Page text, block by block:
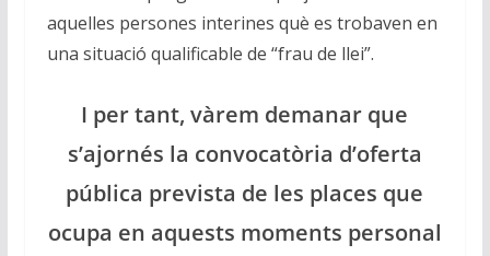
aquelles persones interines què es trobaven en
una situació qualificable de “frau de llei”.
I per tant, vàrem demanar que
s’ajornés la convocatòria d’oferta
pública prevista de les places que
ocupa en aquests moments personal